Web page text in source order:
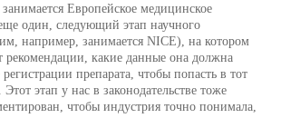
Европейское медицинское
один, следующий этап научного
например, занимается NICE), на котором
рекомендации, какие данные она должна
регистрации препарата, чтобы попасть в тот
этап у нас в законодательстве тоже
чтобы индустрия точно понимала,